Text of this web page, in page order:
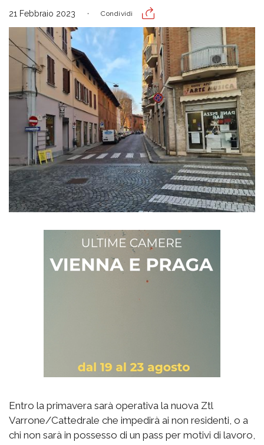
21 Febbraio 2023 Condividi
Entro la primavera sarà operativa la nuova Ztl
Varrone/Cattedrale che impedirà ai non residenti, o a
chi non sarà in possesso di un pass per motivi di lavoro,